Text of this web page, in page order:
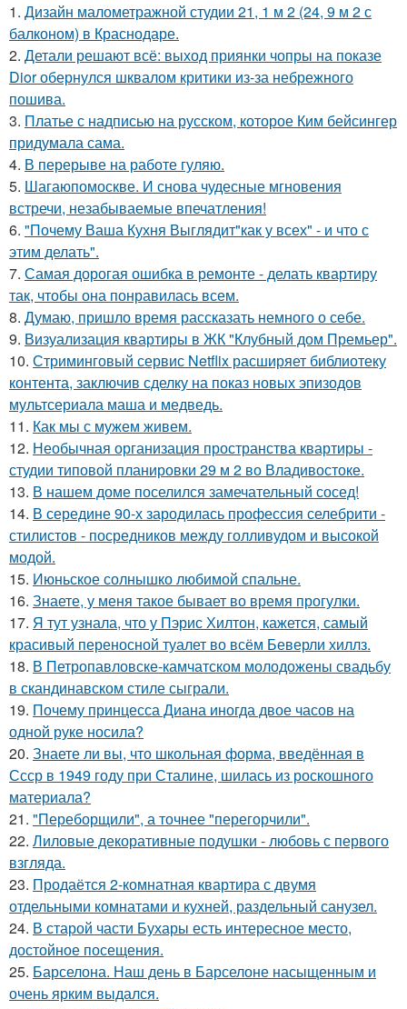
1. Дизайн малометражной студии 21, 1 м 2 (24, 9 м 2 с
балконом) в Краснодаре.
2. Детали решают всё: выход приянки чопры на показе
Dior обернулся шквалом критики из-за небрежного
пошива.
3. Платье с надписью на русском, которое Ким бейсингер
придумала сама.
4. В перерыве на работе гуляю.
5. Шагаюпомоскве. И снова чудесные мгновения
встречи, незабываемые впечатления!
6. "Почему Ваша Кухня Выглядит"как у всех" - и что с
этим делать".
7. Самая дорогая ошибка в ремонте - делать квартиру
так, чтобы она понравилась всем.
8. Думаю, пришло время рассказать немного о себе.
9. Визуализация квартиры в ЖК "Клубный дом Премьер".
10. Стриминговый сервис Netflix расширяет библиотеку
контента, заключив сделку на показ новых эпизодов
мультсериала маша и медведь.
11. Как мы с мужем живем.
12. Необычная организация пространства квартиры -
студии типовой планировки 29 м 2 во Владивостоке.
13. В нашем доме поселился замечательный сосед!
14. В середине 90-х зародилась профессия селебрити -
стилистов - посредников между голливудом и высокой
модой.
15. Июньское солнышко любимой спальне.
16. Знаете, у меня такое бывает во время прогулки.
17. Я тут узнала, что у Пэрис Хилтон, кажется, самый
красивый переносной туалет во всём Беверли хиллз.
18. В Петропавловске-камчатском молодожены свадьбу
в скандинавском стиле сыграли.
19. Почему принцесса Диана иногда двое часов на
одной руке носила?
20. Знаете ли вы, что школьная форма, введённая в
Ссср в 1949 году при Сталине, шилась из роскошного
материала?
21. "Переборщили", а точнее "перегорчили".
22. Лиловые декоративные подушки - любовь с первого
взгляда.
23. Продаётся 2-комнатная квартира с двумя
отдельными комнатами и кухней, раздельный санузел.
24. В старой части Бухары есть интересное место,
достойное посещения.
25. Барселона. Наш день в Барселоне насыщенным и
очень ярким выдался.